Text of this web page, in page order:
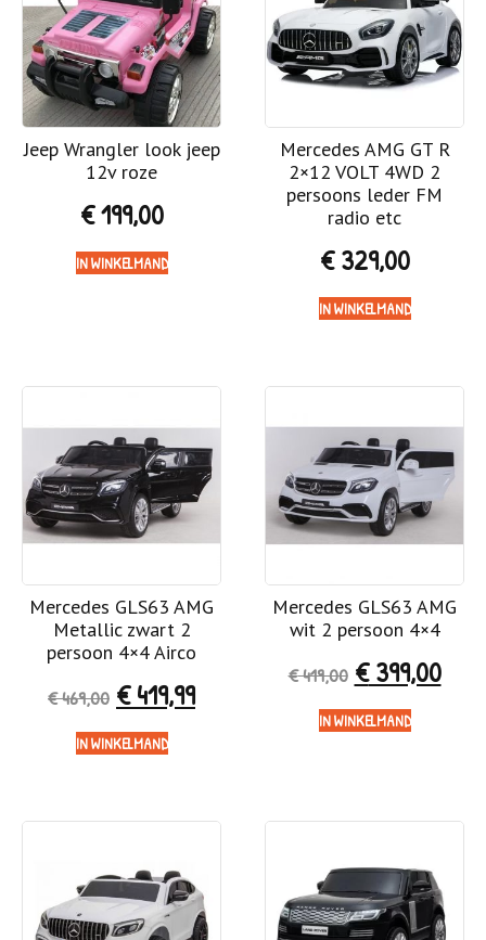
Jeep Wrangler look jeep
12v roze
€199,00
IN WINKELMAND
Mercedes AMG GT R
2×12 VOLT 4WD 2
persoons leder FM
radio etc
€329,00
IN WINKELMAND
Mercedes GLS63 AMG
Metallic zwart 2
persoon 4×4 Airco
€469,00 €419,99
IN WINKELMAND
Mercedes GLS63 AMG
wit 2 persoon 4×4
€419,00 €399,00
IN WINKELMAND